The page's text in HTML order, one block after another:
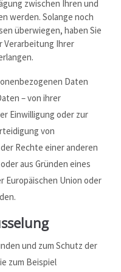
zwischen Ihren und
werden. Solange noch
überwiegen, haben Sie
Verarbeitung Ihrer
Daten
– von ihrer
Einwilligung oder zur
von
Rechte einer anderen
aus Gründen eines
Union oder
und zum Schutz der
zum Beispiel